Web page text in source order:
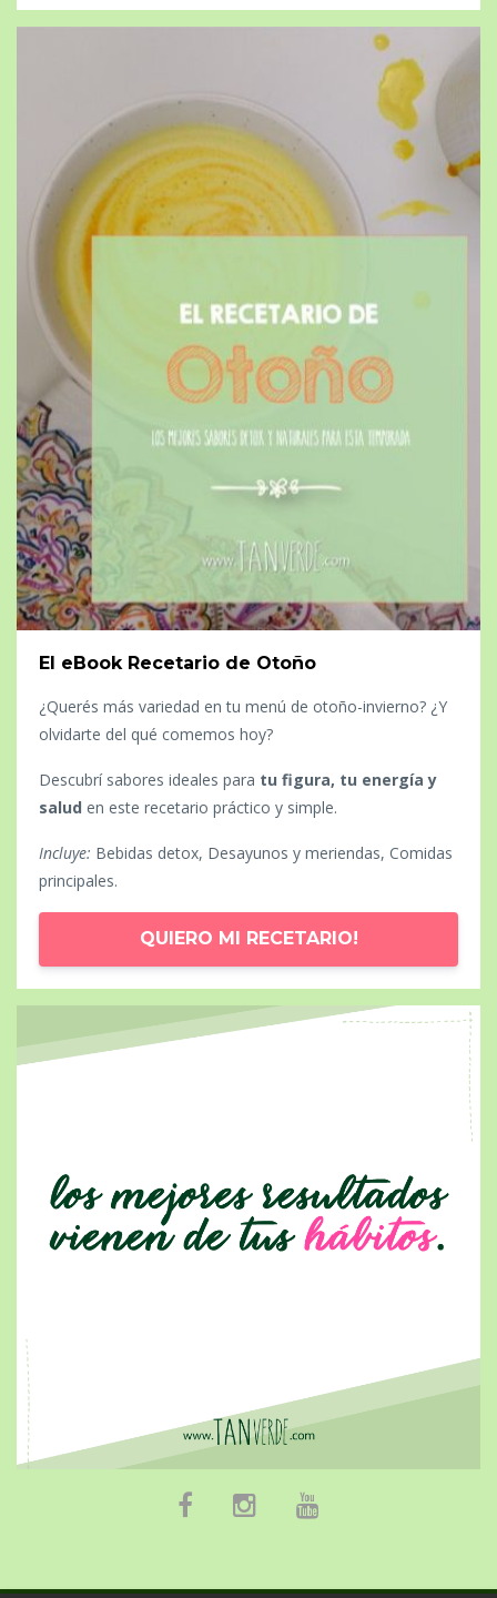
El eBook Recetario de Otoño
¿Querés más variedad en tu menú de otoño-invierno? ¿Y
olvidarte del qué comemos hoy?
Descubrí sabores ideales para tu figura, tu energía y
salud en este recetario práctico y simple.
Incluye: Bebidas detox, Desayunos y meriendas, Comidas
principales.
QUIERO MI RECETARIO!